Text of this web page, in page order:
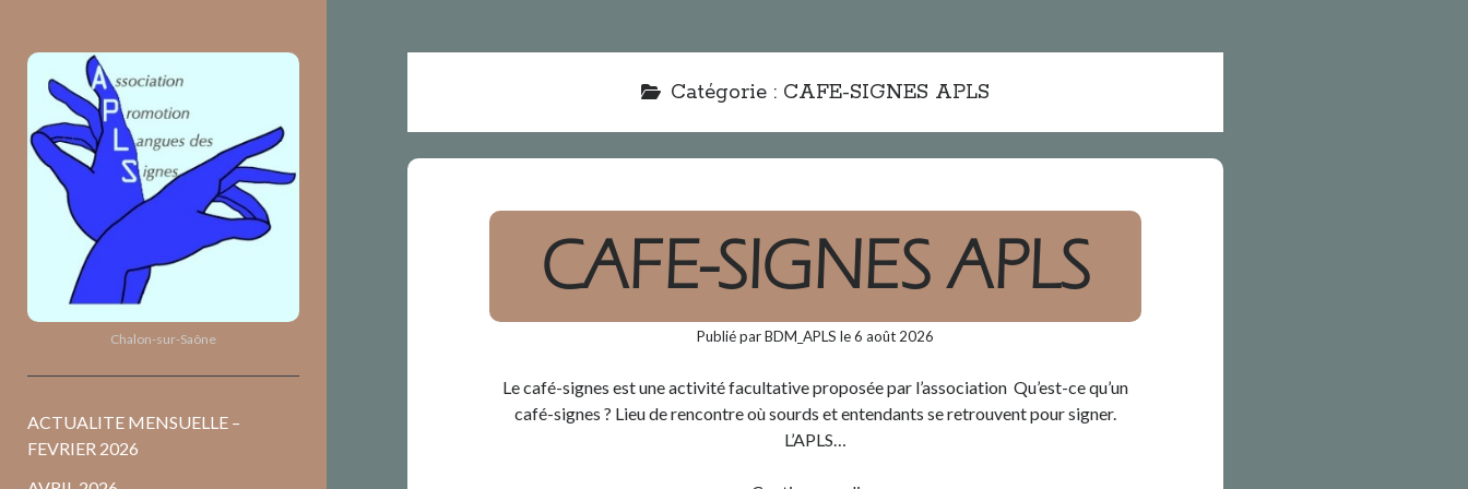
Association
Promotion
Langues
des
Signes
Chalon-sur-Saône
ACTUALITE MENSUELLE –
FEVRIER 2026
Catégorie : CAFE-SIGNES APLS
CAFE-SIGNES APLS
Publié par BDM_APLS le 6 août 2026
Le café-signes est une activité facultative proposée par l’association Qu’est-ce qu’un
café-signes ? Lieu de rencontre où sourds et entendants se retrouvent pour signer.
L’APLS…